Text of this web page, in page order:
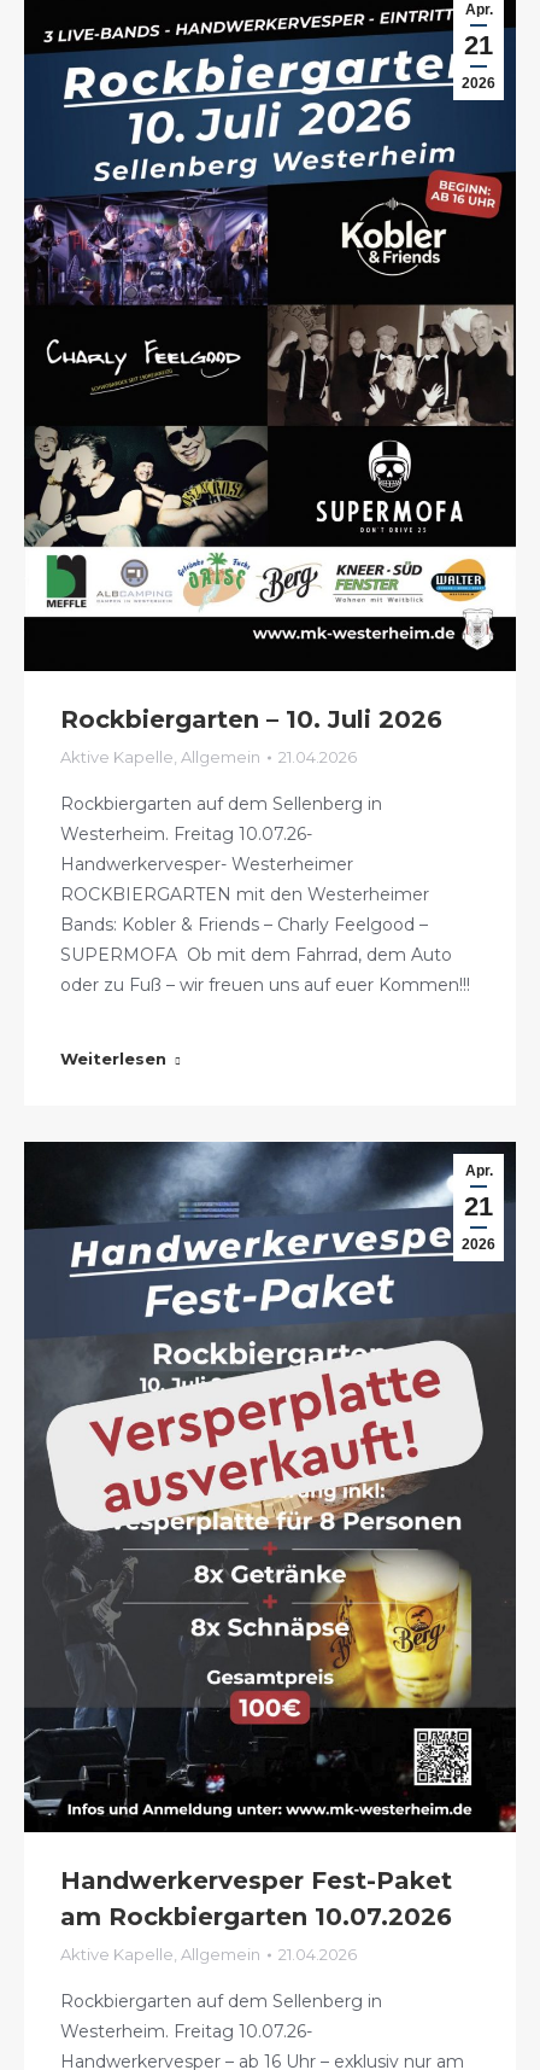
Apr.
21
2026
Rockbiergarten – 10. Juli 2026
Aktive Kapelle Allgemein 21.04.2026
Rockbiergarten auf dem Sellenberg in
Westerheim. Freitag 10.07.26-
Handwerkervesper- Westerheimer
ROCKBIERGARTEN mit den Westerheimer
Bands: Kobler & Friends – Charly Feelgood –
SUPERMOFA Ob mit dem Fahrrad, dem Auto
oder zu Fuß – wir freuen uns auf euer Kommen!!!
Weiterlesen
Apr.
21
2026
Handwerkervesper Fest-Paket
am Rockbiergarten 10.07.2026
Aktive Kapelle, Allgemein 21.04.2026
Rockbiergarten auf dem Sellenberg in
Westerheim. Freitag 10.07.26-
Handwerkervesper – ab 16 Uhr – exklusiv nur am